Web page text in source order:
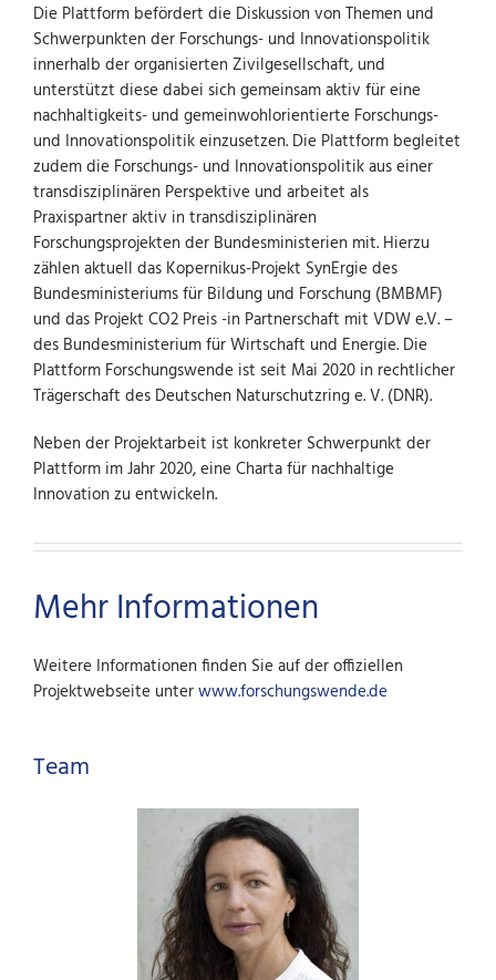
Die Plattform befördert die Diskussion von Themen und
Schwerpunkten der Forschungs- und Innovationspolitik
innerhalb der organisierten Zivilgesellschaft, und
unterstützt diese dabei sich gemeinsam aktiv für eine
nachhaltigkeits- und gemeinwohlorientierte Forschungs-
und Innovationspolitik einzusetzen. Die Plattform begleitet
zudem die Forschungs- und Innovationspolitik aus einer
transdisziplinären Perspektive und arbeitet als
Praxispartner aktiv in transdisziplinären
Forschungsprojekten der Bundesministerien mit. Hierzu
zählen aktuell das Kopernikus-Projekt SynErgie des
Bundesministeriums für Bildung und Forschung (BMBMF)
und das Projekt CO2 Preis -in Partnerschaft mit VDW e.V. –
des Bundesministerium für Wirtschaft und Energie. Die
Plattform Forschungswende ist seit Mai 2020 in rechtlicher
Trägerschaft des Deutschen Naturschutzring e. V. (DNR).
Neben der Projektarbeit ist konkreter Schwerpunkt der
Plattform im Jahr 2020, eine Charta für nachhaltige
Innovation zu entwickeln.
Mehr Informationen
Weitere Informationen finden Sie auf der offiziellen
Projektwebseite unterwww.forschungswende.de
Team